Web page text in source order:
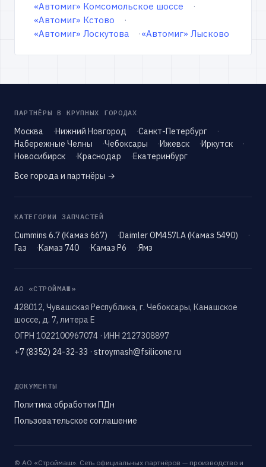
«Автомиг» Комсомольское шоссе
«Автомиг» Кстово
«Автомиг» Лоскутова
«Автомиг» Лысково
ПАРТНЁРЫ В КРУПНЫХ ГОРОДАХ
Москва Нижний Новгород
Санкт-Петербург
Набережные Челны
Чебоксары Ижевск
Иркутск
Новосибирск
Краснодар
Екатеринбург
Все города и партнёры →
КАТЕГОРИИ ЗАПЧАСТЕЙ
Cummins 6.7 (Камаз 667)
Daimler OM457LA (Камаз 5490)
Газ
Камаз 740 Камаз Р6 Ямз
АО «СТРОЙМАШ»
428012, Чувашская Республика, г. Чебоксары, Канашское
шоссе, д. 7, литера Е
ОГРН 1022100967074 · ИНН 2127308897
+7 (8352) 24-32-33 · stroymash@fsilicone.ru
ДОКУМЕНТЫ
Политика обработки ПДн
Пользовательское соглашение
© АО «Строймаш». Сеть официальных партнёров — производство и